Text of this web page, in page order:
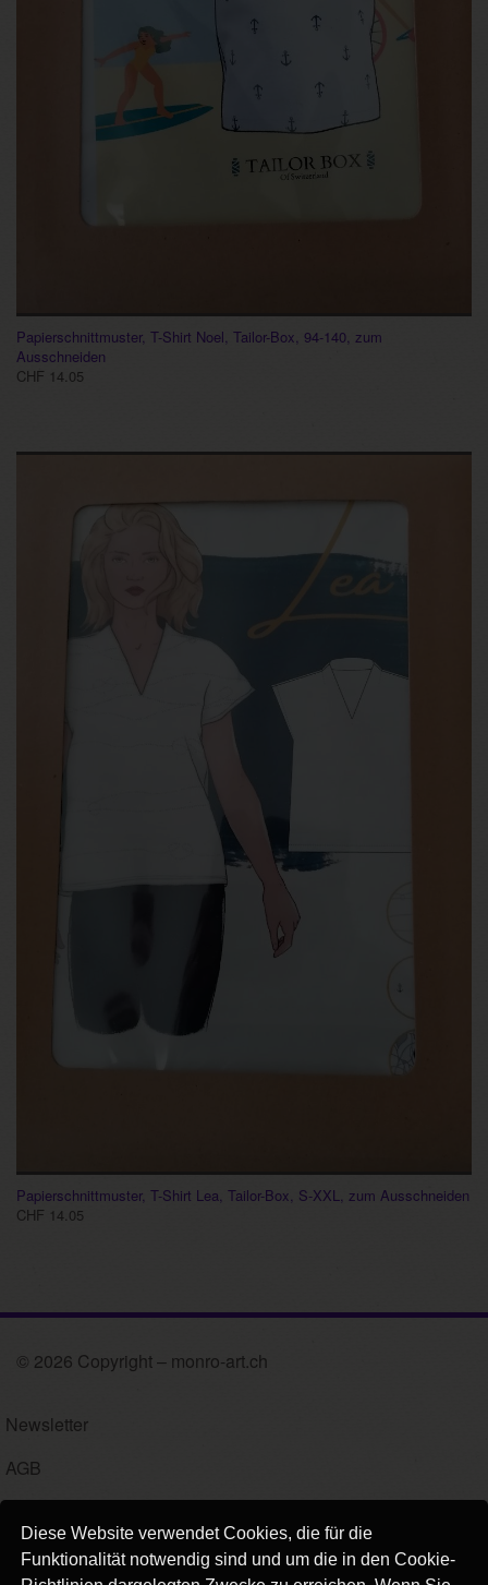
Diese Website verwendet Cookies, die für die
Funktionalität notwendig sind und um die in den Cookie-
Papierschnittmuster, T-Shirt Noel, Tailor-Box, 94-140, zum
Ausschneiden
CHF 14.05
Papierschnittmuster, T-Shirt Lea, Tailor-Box, S-XXL, zum Ausschneiden
CHF 14.05
© 2026 Copyright – monro-art.ch
Newsletter
AGB
Versand